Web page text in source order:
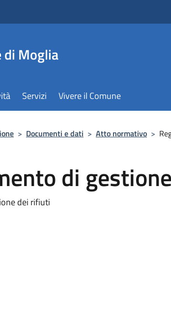
di Moglia
Servizi Vivere il Comune
> Documenti e dati > Atto normativo >
di
dei rifiuti